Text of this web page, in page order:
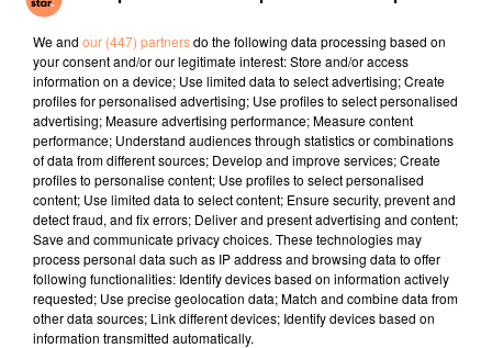
morgue après une tentative de suicide. Son décès
avait pourtant été constaté successivement pas trois
médecins. Quelques mois plus tard, une femme avait
été retrouvée vivante dans une morgue en Afrique du
Sud, plusieurs heures après avoir été déclarée morte,
suite à un accident de la route.
fil actus
4 juillet 2022
Radio Star Live avec Dadju
27 juin 2022
Marseille : une application pour mettre en
We and our (447) partnersdo the following data processing based on
your consent and/or our legitimate interest: Store and/or access
information on a device; Use limited data to select advertising; Create
profiles for personalised advertising; Use profiles to select personalised
advertising; Measure advertising performance; Measure content
performance; Understand audiences through statistics or combinations
of data from different sources; Develop and improve services; Create
profiles to personalise content; Use profiles to select personalised
content; Use limited data to select content; Ensure security, prevent and
detect fraud, and fix errors; Deliver and present advertising and content;
Save and communicate privacy choices. These technologies may
process personal data such as IP address and browsing data to offer
following functionalities: Identify devices based on information actively
requested; Use precise geolocation data; Match and combine data from
other data sources; Link different devices; Identify devices based on
information transmitted automatically.